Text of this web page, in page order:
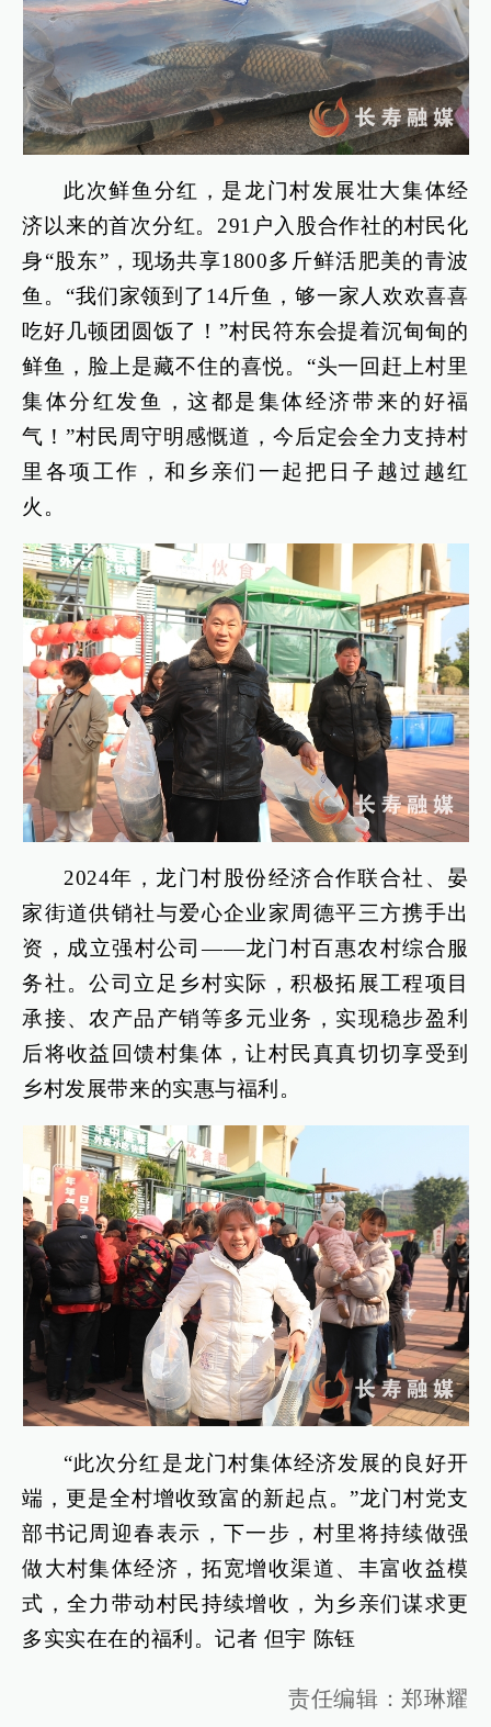
此次鲜鱼分红，是龙门村发展壮大集体经
济以来的首次分红。291户入股合作社的村民化
身“股东”，现场共享1800多斤鲜活肥美的青波
鱼。“我们家领到了14斤鱼，够一家人欢欢喜喜
吃好几顿团圆饭了！”村民符东会提着沉甸甸的
鲜鱼，脸上是藏不住的喜悦。“头一回赶上村里
集体分红发鱼，这都是集体经济带来的好福
气！”村民周守明感慨道，今后定会全力支持村
里各项工作，和乡亲们一起把日子越过越红
火。
2024年，龙门村股份经济合作联合社、晏
家街道供销社与爱心企业家周德平三方携手出
资，成立强村公司——龙门村百惠农村综合服
务社。公司立足乡村实际，积极拓展工程项目
承接、农产品产销等多元业务，实现稳步盈利
后将收益回馈村集体，让村民真真切切享受到
乡村发展带来的实惠与福利。
“此次分红是龙门村集体经济发展的良好开
端，更是全村增收致富的新起点。”龙门村党支
部书记周迎春表示，下一步，村里将持续做强
做大村集体经济，拓宽增收渠道、丰富收益模
式，全力带动村民持续增收，为乡亲们谋求更
多实实在在的福利。记者 但宇 陈钰
责任编辑：郑琳耀